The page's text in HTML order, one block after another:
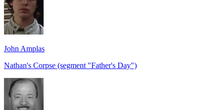
John Amplas
Nathan's Corpse (segment "Father's Day")